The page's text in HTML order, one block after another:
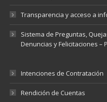
Transparencia y acceso a
Sistema de Preguntas,
Denuncias y Felicitaciones –
Intenciones de Contratación
Rendición de Cuentas